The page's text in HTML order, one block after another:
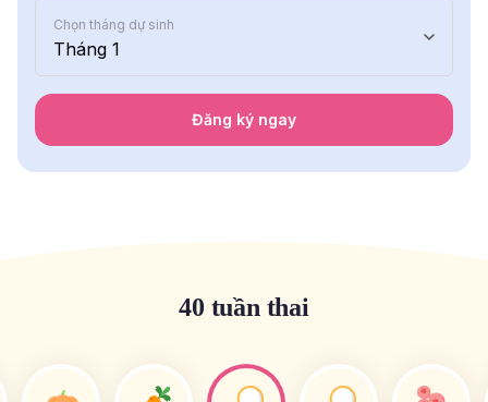
Chọn tháng dự sinh
Tháng 1
Đăng ký ngay
40 tuần thai